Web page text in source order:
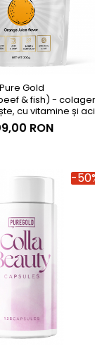
Pure Gold
& fish) -
cu vitamine și
RON
-